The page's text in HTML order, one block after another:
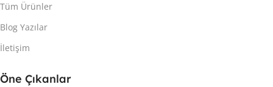
Tüm Ürünler
Blog Yazılar
İletişim
Öne Çıkanlar